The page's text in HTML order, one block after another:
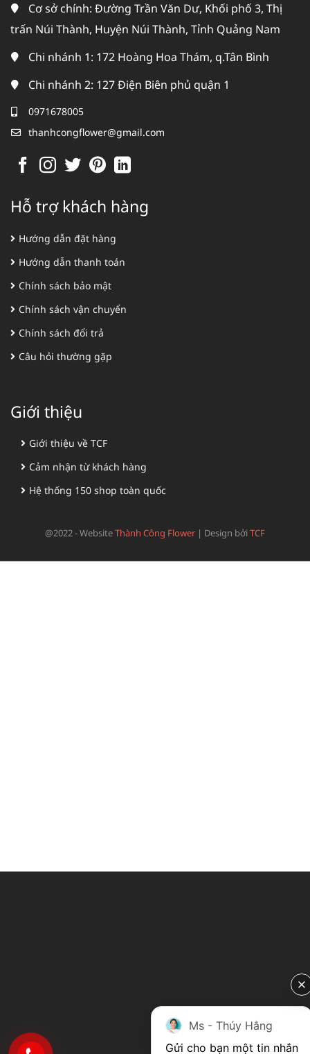
Cơ sở chính: Đường Trần Văn Dư, Khối phố 3, Thị
trấn Núi Thành, Huyện Núi Thành, Tỉnh Quảng Nam
Chi nhánh 1: 172 Hoàng Hoa Thám, q.Tân Bình
Chi nhánh 2: 127 Điện Biên phủ quận 1
0971678005
thanhcongflower@gmail.com
Hỗ trợ khách hàng
Hướng dẫn đặt hàng
Hướng dẫn thanh toán
Chính sách bảo mật
Chính sách vận chuyển
Chính sách đổi trả
Câu hỏi thường gặp
Giới thiệu
Giới thiệu về TCF
Cảm nhận từ khách hàng
Hệ thống 150 shop toàn quốc
@2022 - WebsiteThành Công Flower | Design bởiTCF
Ms - Thúy Hằng
Gửi cho bạn một tin nhắn